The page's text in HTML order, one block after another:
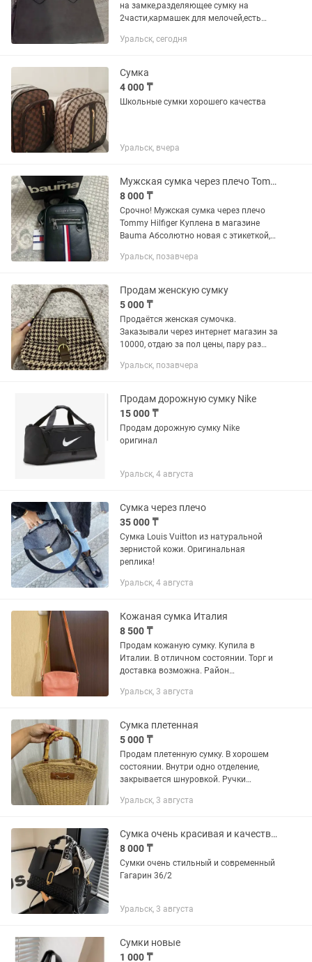
на замке,разделяющее сумку на
2части,кармашек для мелочей,есть
Уральск, сегодня
Сумка
4 000 ₸
Школьные сумки хорошего качества
Уральск, вчера
Мужская сумка через плечо Tommy Hilfiger
8 000 ₸
Срочно! Мужская сумка через плечо
Tommy Hilfiger Куплена в магазине
Bauma Абсолютно новая с этикеткой,
компактная и удобная модель через
Уральск, позавчера
Продам женскую сумку
5 000 ₸
Продаётся женская сумочка.
Заказывали через интернет магазин за
10000, отдаю за пол цены, пару раз
Уральск, позавчера
Продам дорожную сумку Nike
15 000 ₸
Продам дорожную сумку Nike
оригинал
Уральск, 4 августа
Сумка через плечо
35 000 ₸
Сумка Louis Vuitton из натуральной
зернистой кожи. Оригинальная
реплика!
Уральск, 4 августа
Кожаная сумка Италия
8 500 ₸
Продам кожаную сумку. Купила в
Италии. В отличном состоянии. Торг и
доставка возможна. Район
Маметовой), подробнее звонить либо
Уральск, 3 августа
Сумка плетенная
5 000 ₸
Продам плетенную сумку. В хорошем
состоянии. Внутри одно отделение,
закрывается шнуровкой. Ручки
(Могу в подарок к не отдать платочек
Уральск, 3 августа
Сумка очень красивая и качественный
8 000 ₸
Сумки очень стильный и современный
Гагарин 36/2
Уральск, 3 августа
Сумки новые
1 000 ₸